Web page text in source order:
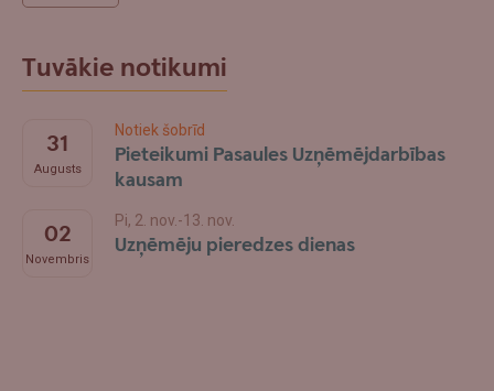
Tuvākie notikumi
31
Augusts
Notiek šobrīd
Pieteikumi Pasaules Uzņēmējdarbības
kausam
02
Novembris
Pi, 2. nov.-13. nov.
Uzņēmēju pieredzes dienas